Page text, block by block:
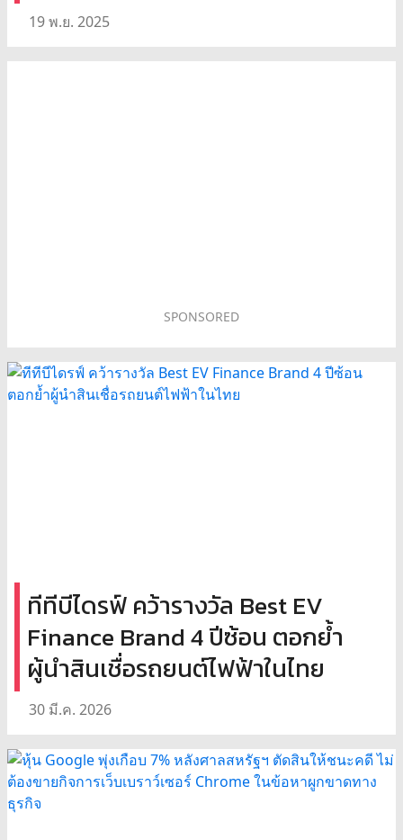
19 พ.ย. 2025
SPONSORED
ทีทีบีไดรฟ์ คว้ารางวัล Best EV
Finance Brand 4 ปีซ้อน ตอกย้ำ
ผู้นำสินเชื่อรถยนต์ไฟฟ้าในไทย
30 มี.ค. 2026